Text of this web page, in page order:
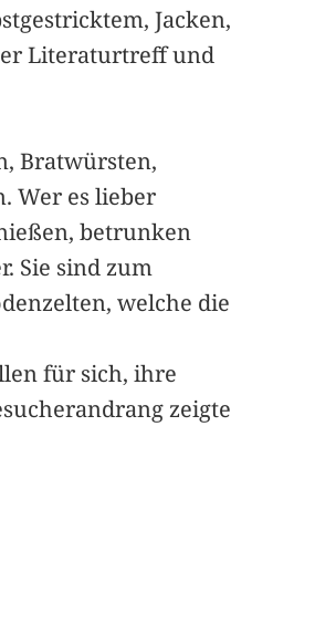
Jacken,
Literaturtreff und
Bratwürsten,
Wer es lieber
betrunken
Sie sind zum
welche die
für sich, ihre
zeigte